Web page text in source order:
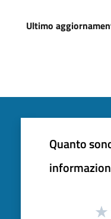
Ultimo
Quanto